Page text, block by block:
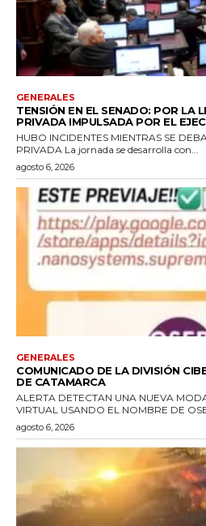
GENERALES
TENSIÓN EN EL SENADO: POR LA
PRIVADA IMPULSADA POR EL
HUBO INCIDENTES MIENTRAS SE
PRIVADA La jornada se desarrolla con...
agosto 6, 2026
GENERALES
COMUNICADO DE LA DIVISIÓN
DE CATAMARCA
ALERTA DETECTAN UNA NUEVA
agosto 6, 2026